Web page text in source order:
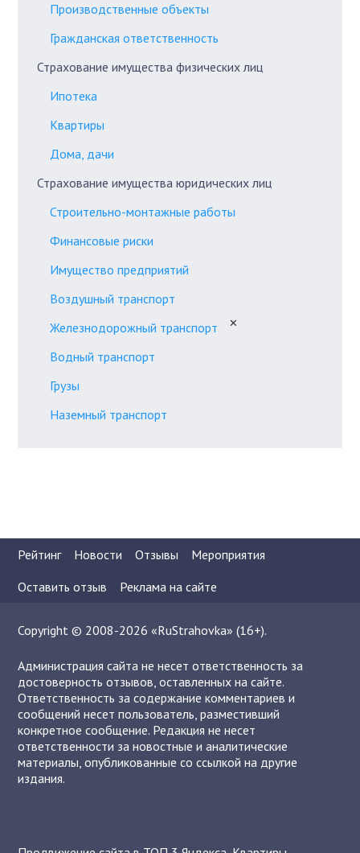
Производственные объекты
Гражданская ответственность
Страхование имущества физических лиц
Ипотека
Квартиры
Дома, дачи
Страхование имущества юридических лиц
Строительно-монтажные работы
Финансовые риски
Имущество предприятий
Воздушный транспорт
Железнодорожный транспорт
✕
Водный транспорт
Грузы
Наземный транспорт
Рейтинг Новости Отзывы
Мероприятия
Оставить отзыв
Реклама на сайте
Copyright © 2008-2026 «RuStrahovka» (16+).
Администрация сайта не несет ответственность за
достоверность отзывов, оставленных на сайте.
Ответственность за содержание комментариев и
сообщений несет пользователь, разместивший
конкретное сообщение. Редакция не несет
ответственности за новостные и аналитические
материалы, опубликованные со ссылкой на другие
издания.